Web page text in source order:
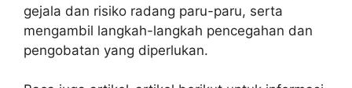
gejala dan risiko radang paru-paru, serta
mengambil langkah-langkah pencegahan dan
pengobatan yang diperlukan.